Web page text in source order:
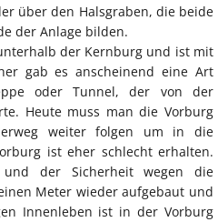
über den Halsgraben, die beide
der Anlage bilden.
der Kernburg und ist mit
gab es anscheinend eine Art
oder Tunnel, der von der
Heute muss man die Vorburg
weiter folgen um in die
ist eher schlecht erhalten.
der Sicherheit wegen die
Meter wieder aufgebaut und
Innenleben ist in der Vorburg